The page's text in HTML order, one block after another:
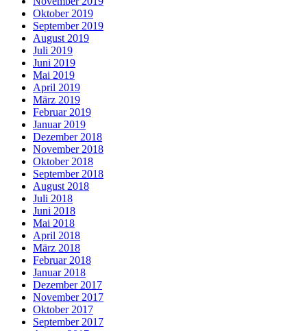
Oktober 2019
September 2019
August 2019
Juli 2019
Juni 2019
Mai 2019
April 2019
März 2019
Februar 2019
Januar 2019
Dezember 2018
November 2018
Oktober 2018
September 2018
August 2018
Juli 2018
Juni 2018
Mai 2018
April 2018
März 2018
Februar 2018
Januar 2018
Dezember 2017
November 2017
Oktober 2017
September 2017